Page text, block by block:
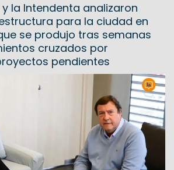
la Intendenta analizaron
para la ciudad en
se produjo tras semanas
cruzados por
pendientes